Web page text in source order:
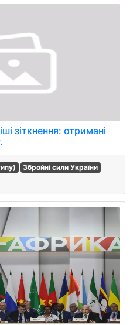
зіткнення: отримані
Збройні сили України